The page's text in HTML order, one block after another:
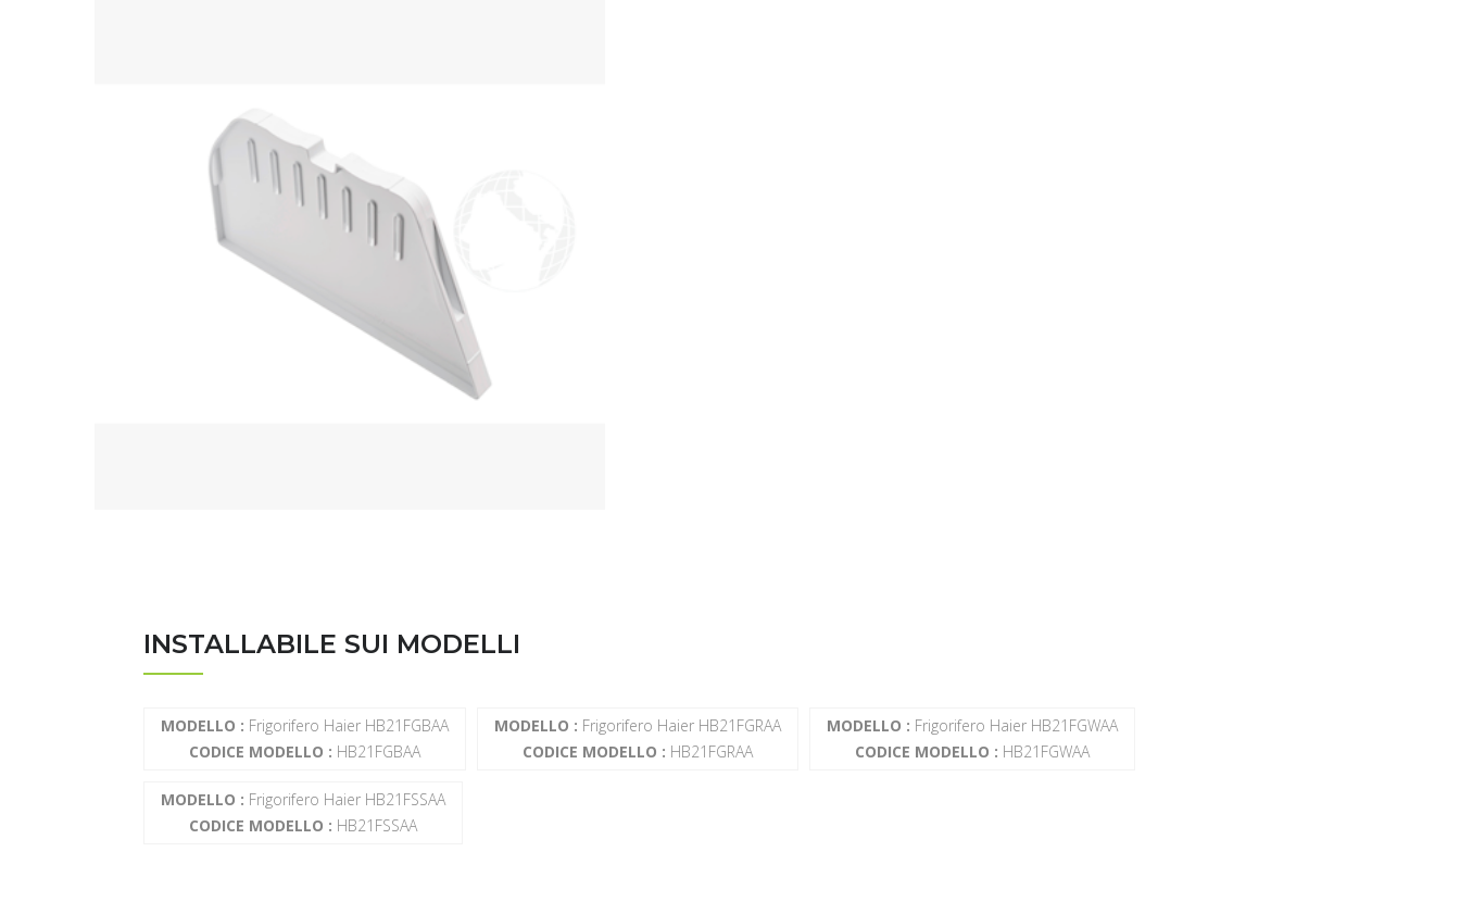
INSTALLABILE SUI MODELLI
MODELLO : Frigorifero Haier HB21FGBAA
CODICE MODELLO : HB21FGBAA
MODELLO : Frigorifero Haier HB21FGRAA
CODICE MODELLO : HB21FGRAA
MODELLO : Frigorifero Haier HB21FGWAA
CODICE MODELLO : HB21FGWAA
MODELLO : Frigorifero Haier HB21FSSAA
CODICE MODELLO : HB21FSSAA